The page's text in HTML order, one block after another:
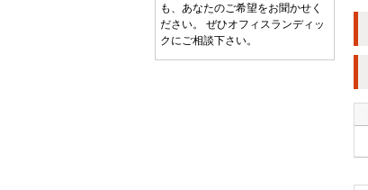
も、あなたのご希望をお聞かせく
ださい。 ぜひオフィスランディッ
クにご相談下さい。